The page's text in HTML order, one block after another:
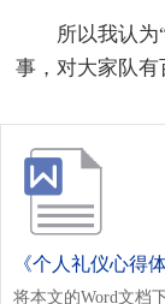
所以我认
事，对大家队有
《个人礼仪心得
将本文的Word文档